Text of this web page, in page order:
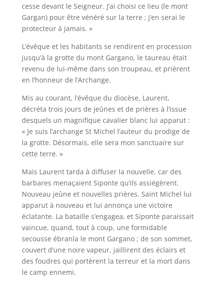
cesse devant le Seigneur. J’ai choisi ce lieu (le mont
Gargan) pour être vénéré sur la terre ; j’en serai le
protecteur à jamais. »
L’évêque et les habitants se rendirent en procession
jusqu’à la grotte du mont Gargano, le taureau était
revenu de lui-même dans son troupeau, et prièrent
en l’honneur de l’Archange.
Mis au courant, l’évêque du diocèse, Laurent,
décréta trois jours de jeûnes et de prières à l’issue
desquels un magnifique cavalier blanc lui apparut :
« Je suis l’archange St Michel l’auteur du prodige de
la grotte. Désormais, elle sera mon sanctuaire sur
cette terre. »
Mais Laurent tarda à diffuser la nouvelle, car des
barbares menaçaient Siponte qu’ils assiégèrent.
Nouveau jeûne et nouvelles prières. Saint Michel lui
apparut à nouveau et lui annonça une victoire
éclatante. La bataille s’engagea, et Siponte paraissait
vaincue, quand, tout à coup, une formidable
secousse ébranla le mont Gargano ; de son sommet,
couvert d’une noire vapeur, jaillirent des éclairs et
des foudres qui portèrent la terreur et la mort dans
le camp ennemi.